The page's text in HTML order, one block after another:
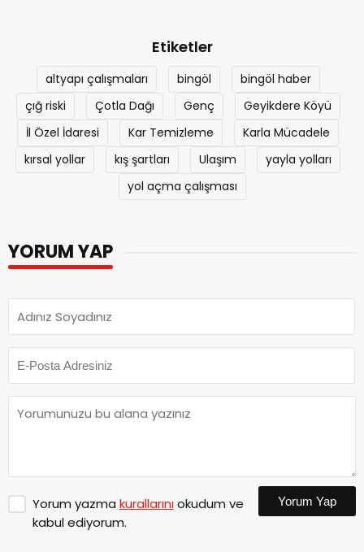
Etiketler
altyapı çalışmaları bingöl
bingöl haber
çığ riski
Çotla Dağı Genç
Geyikdere Köyü
İl Özel İdaresi
Kar Temizleme
Karla Mücadele
kırsal yollar
kış şartları Ulaşım
yayla yolları
yol açma çalışması
YORUM YAP
Yorum yazma kurallarınıokudum ve
kabul ediyorum.
Yorum Yap